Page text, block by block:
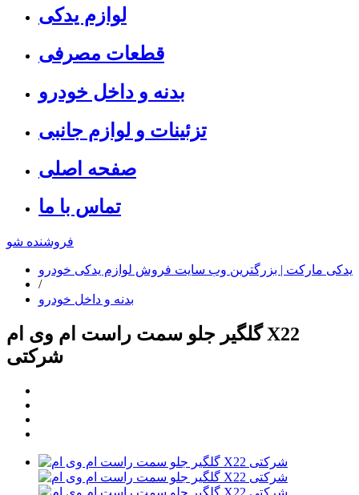
لوازم یدکی
قطعات مصرفی
بدنه و داخل خودرو
تزئینات و لوازم جانبی
صفحه اصلی
تماس با ما
فروشنده شو
یدکی مارکت | بزرگترین وب سایت فروش لوازم یدکی خودرو
/
بدنه و داخل خودرو
گلگیر جلو سمت راست ام وی ام X22
شرکتی